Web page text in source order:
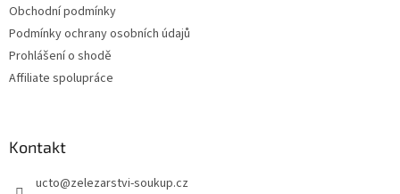
Obchodní podmínky
Podmínky ochrany osobních údajů
Prohlášení o shodě
Affiliate spolupráce
Kontakt
ucto@zelezarstvi-soukup.cz